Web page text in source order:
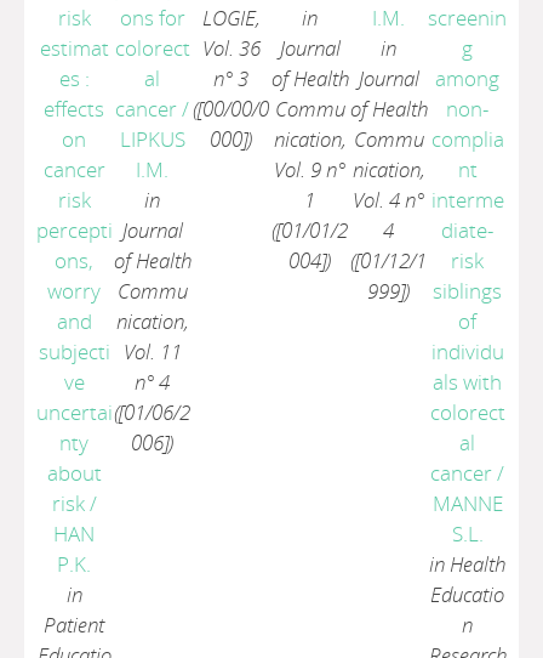
risk
estimat
es :
effects
on
cancer
risk
percepti
ons,
worry
and
subjecti
ve
uncertai
nty
about
risk/
HAN
P.K.
in
Patient
ons for
colorect
al
cancer/
LIPKUS
I.M.
in
Journal
of Health
Commu
nication,
Vol. 11
n° 4
([01/06/2
006])
LOGIE,
Vol. 36
n° 3
([00/00/0
000])
in
Journal
of Health
Commu
nication,
Vol. 9 n°
1
([01/01/2
004])
I.M.
in
Journal
of Health
Commu
nication,
Vol. 4 n°
4
([01/12/1
999])
screenin
g
among
non-
complia
nt
interme
diate-
risk
siblings
of
individu
als with
colorect
al
cancer/
MANNE
S.L.
in Health
Educatio
n